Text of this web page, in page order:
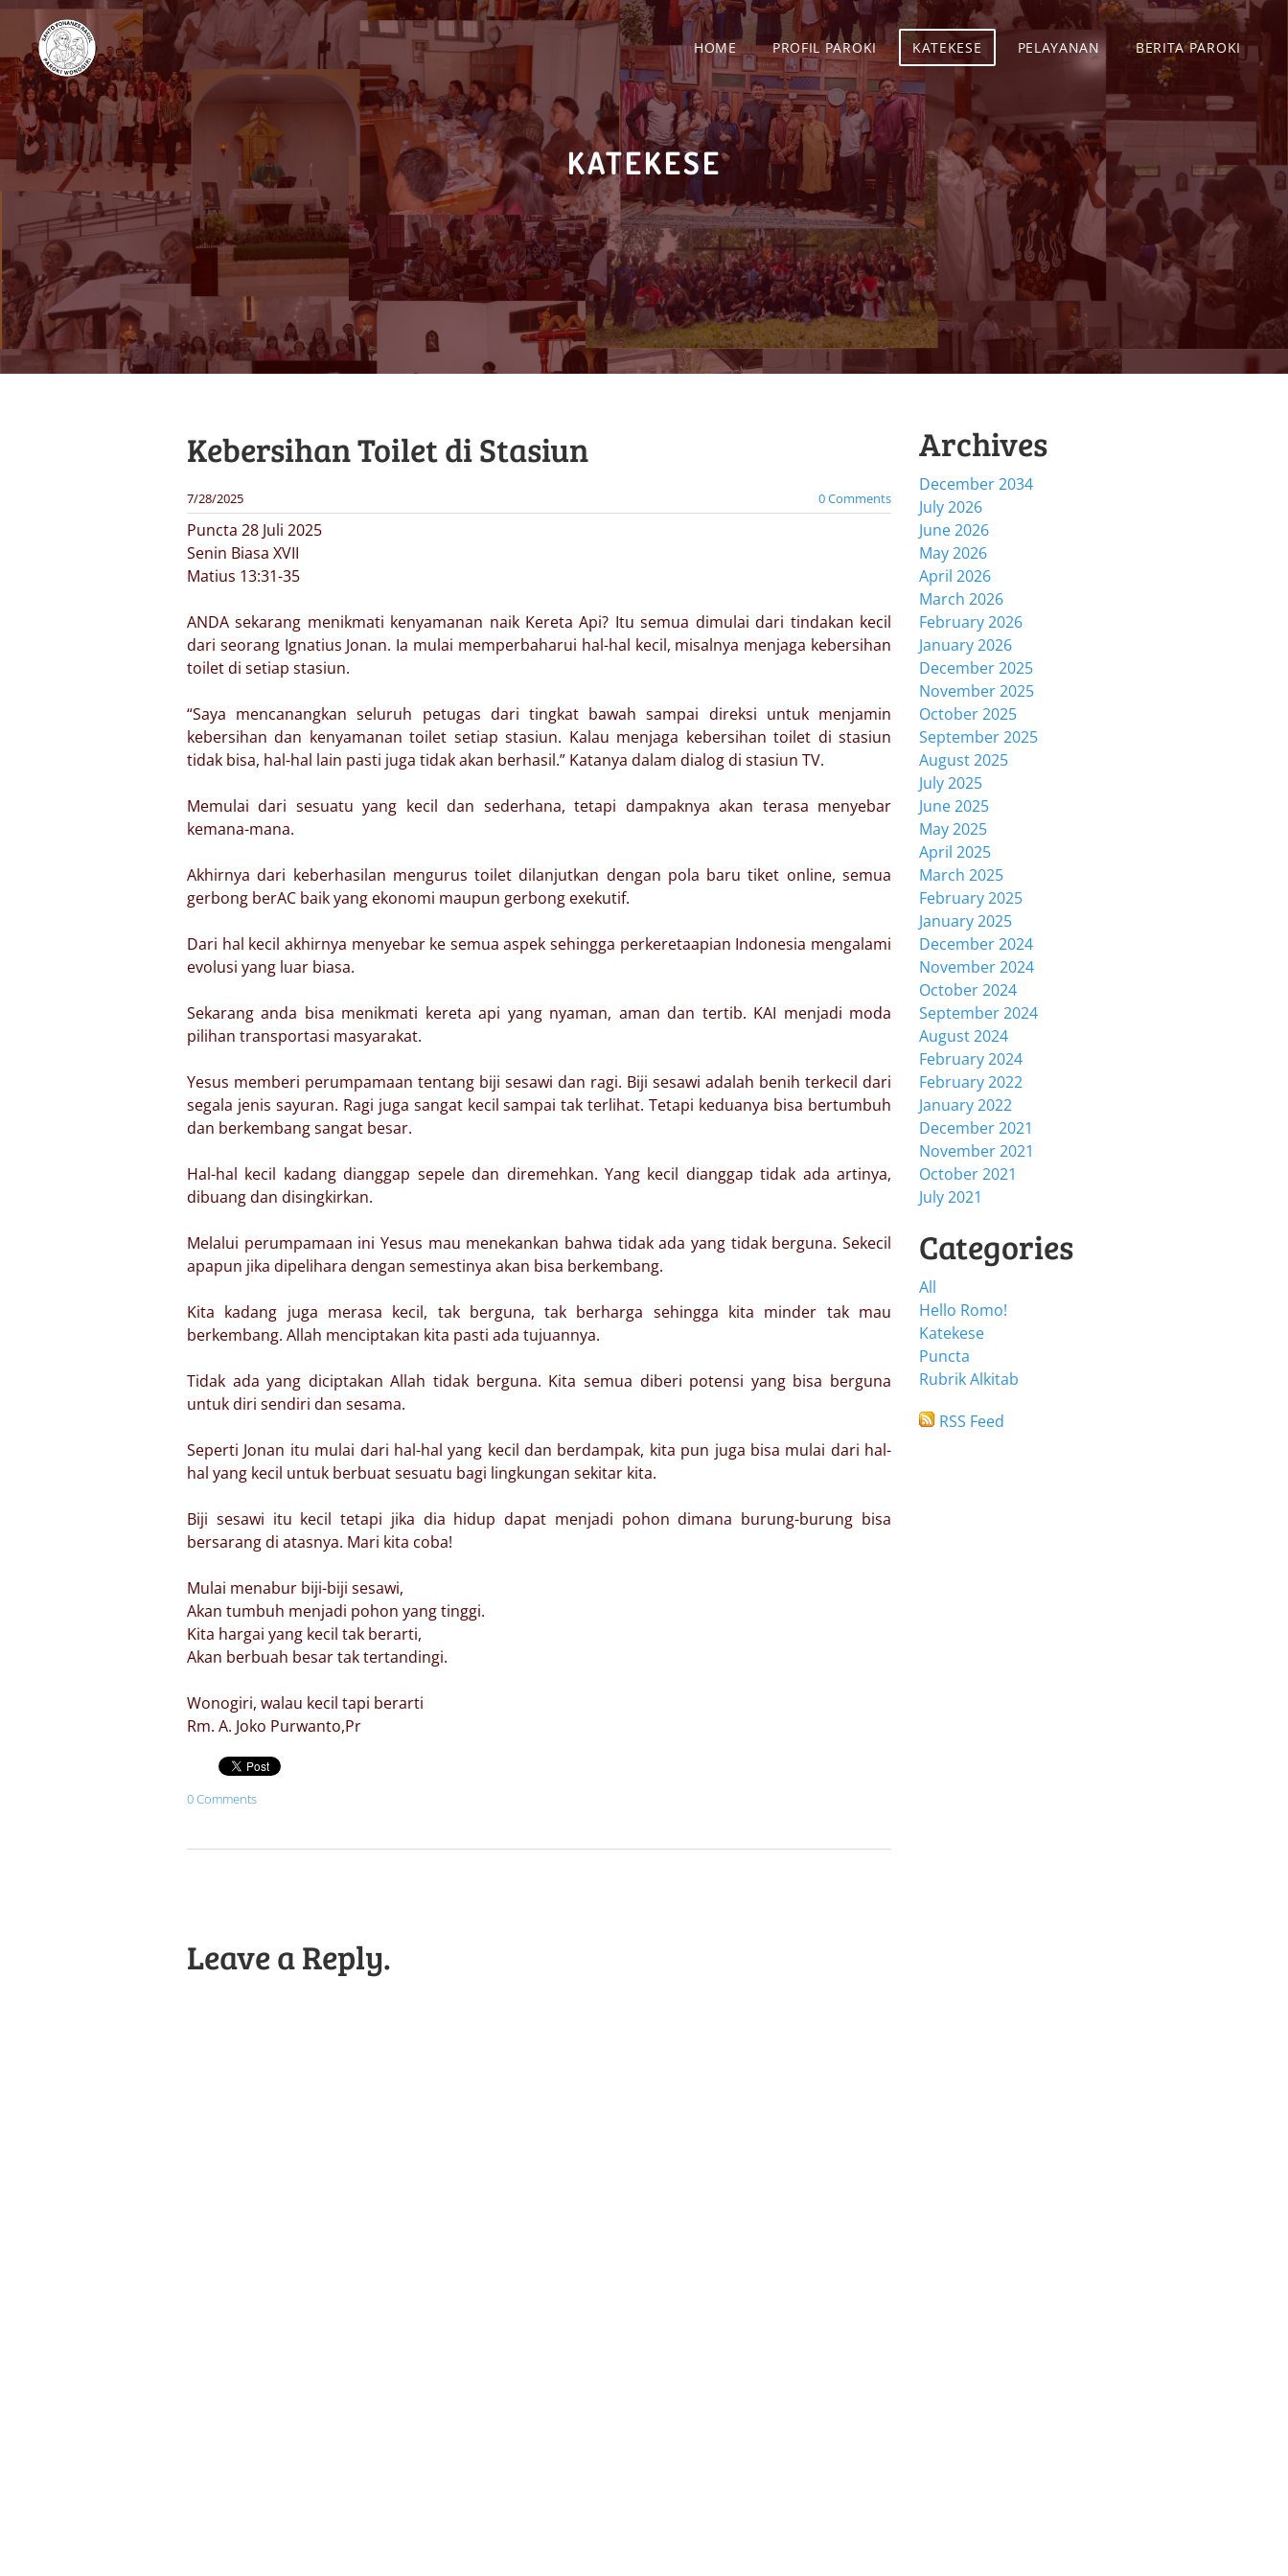
HOME PROFIL PAROKI KATEKESE PELAYANAN BERITA PAROKI
KATEKESE
Kebersihan Toilet di Stasiun
7/28/2025 0 Comments
Puncta 28 Juli 2025
Senin Biasa XVII
Matius 13:31-35
ANDA sekarang menikmati kenyamanan naik Kereta Api? Itu semua dimulai dari tindakan kecil
dari seorang Ignatius Jonan. Ia mulai memperbaharui hal-hal kecil, misalnya menjaga kebersihan
toilet di setiap stasiun.
“Saya mencanangkan seluruh petugas dari tingkat bawah sampai direksi untuk menjamin
kebersihan dan kenyamanan toilet setiap stasiun. Kalau menjaga kebersihan toilet di stasiun
tidak bisa, hal-hal lain pasti juga tidak akan berhasil.” Katanya dalam dialog di stasiun TV.
Memulai dari sesuatu yang kecil dan sederhana, tetapi dampaknya akan terasa menyebar
kemana-mana.
Akhirnya dari keberhasilan mengurus toilet dilanjutkan dengan pola baru tiket online, semua
gerbong berAC baik yang ekonomi maupun gerbong exekutif.
Dari hal kecil akhirnya menyebar ke semua aspek sehingga perkeretaapian Indonesia mengalami
evolusi yang luar biasa.
Sekarang anda bisa menikmati kereta api yang nyaman, aman dan tertib. KAI menjadi moda
pilihan transportasi masyarakat.
Yesus memberi perumpamaan tentang biji sesawi dan ragi. Biji sesawi adalah benih terkecil dari
segala jenis sayuran. Ragi juga sangat kecil sampai tak terlihat. Tetapi keduanya bisa bertumbuh
dan berkembang sangat besar.
Hal-hal kecil kadang dianggap sepele dan diremehkan. Yang kecil dianggap tidak ada artinya,
dibuang dan disingkirkan.
Melalui perumpamaan ini Yesus mau menekankan bahwa tidak ada yang tidak berguna. Sekecil
apapun jika dipelihara dengan semestinya akan bisa berkembang.
Kita kadang juga merasa kecil, tak berguna, tak berharga sehingga kita minder tak mau
berkembang. Allah menciptakan kita pasti ada tujuannya.
Tidak ada yang diciptakan Allah tidak berguna. Kita semua diberi potensi yang bisa berguna
untuk diri sendiri dan sesama.
Seperti Jonan itu mulai dari hal-hal yang kecil dan berdampak, kita pun juga bisa mulai dari hal-
hal yang kecil untuk berbuat sesuatu bagi lingkungan sekitar kita.
Biji sesawi itu kecil tetapi jika dia hidup dapat menjadi pohon dimana burung-burung bisa
bersarang di atasnya. Mari kita coba!
Mulai menabur biji-biji sesawi,
Akan tumbuh menjadi pohon yang tinggi.
Kita hargai yang kecil tak berarti,
Akan berbuah besar tak tertandingi.
Wonogiri, walau kecil tapi berarti
Rm. A. Joko Purwanto,Pr
0 Comments
Leave a Reply.
Archives
December 2034
July 2026
June 2026
May 2026
April 2026
March 2026
February 2026
January 2026
December 2025
November 2025
October 2025
September 2025
August 2025
July 2025
June 2025
May 2025
April 2025
March 2025
February 2025
January 2025
December 2024
November 2024
October 2024
September 2024
August 2024
February 2024
February 2022
January 2022
December 2021
November 2021
October 2021
July 2021
Categories
All
Hello Romo!
Katekese
Puncta
Rubrik Alkitab
RSS Feed